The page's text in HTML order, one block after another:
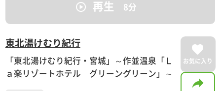
再生 8分
東北湯けむり紀行
「東北湯けむり紀行・宮城」～作並温泉「Ｌ
ａ楽リゾートホテル グリーングリーン」～
お気に入り